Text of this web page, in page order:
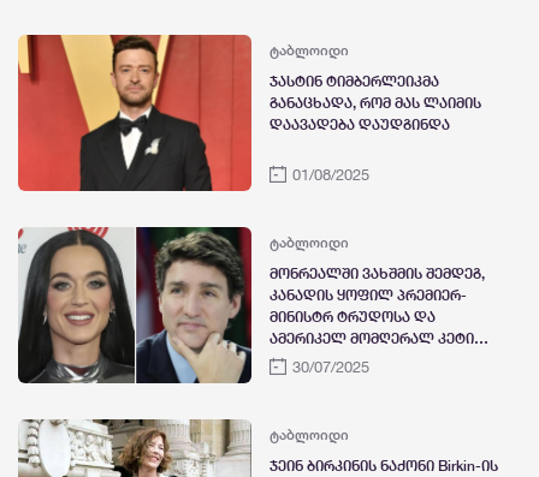
თავისუფლების აღკვეთა
მიესაჯა, ცესკომ უარი თქვა
„პობედას“ ბლოკის
რეგისტრაციაზე
ტაბლოიდი
ჯასტინ ტიმბერლეიკმა
განაცხადა, რომ მას ლაიმის
დაავადება დაუდგინდა
01/08/2025
ტაბლოიდი
მონრეალში ვახშმის შემდეგ,
კანადის ყოფილ პრემიერ-
მინისტრ ტრუდოსა და
ამერიკელ მომღერალ კეტი
პერის რომანის შესახებ
30/07/2025
ტაბლოიდი
ჯეინ ბირკინის ნაქონი Birkin-ის